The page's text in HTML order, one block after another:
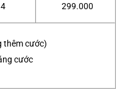
4 299.000
thêm cước)
cước